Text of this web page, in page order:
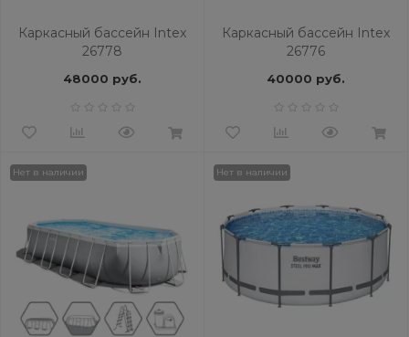
Каркасный бассейн Intex
26778
48000 руб.
Каркасный бассейн Intex
26776
40000 руб.
Нет в наличии Нет в наличии